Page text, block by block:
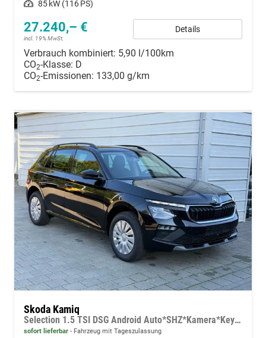
Leistung 85 kW (116 PS)
27.240,– €
incl. 19% MwSt.
Details
Verbrauch kombiniert: 5,90 l/100km
CO2-Klasse: D
CO2-Emissionen: 133,00 g/km
Skoda Kamiq
Selection 1.5 TSI DSG Android Auto*SHZ*Kamera*Keyless*2Z Klimaauto*
sofort lieferbar Fahrzeug mit Tageszulassung